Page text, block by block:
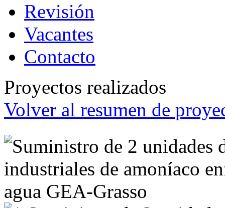
Revisión
Vacantes
Contacto
Proyectos realizados
Volver al resumen de